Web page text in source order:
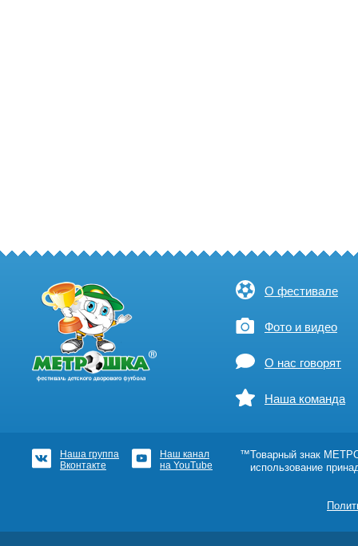
О фестивале
Фото и видео
О нас говорят
Наша команда
Наша группа
Вконтакте
Наш канал
на YouTube
™Товарный знак
использование